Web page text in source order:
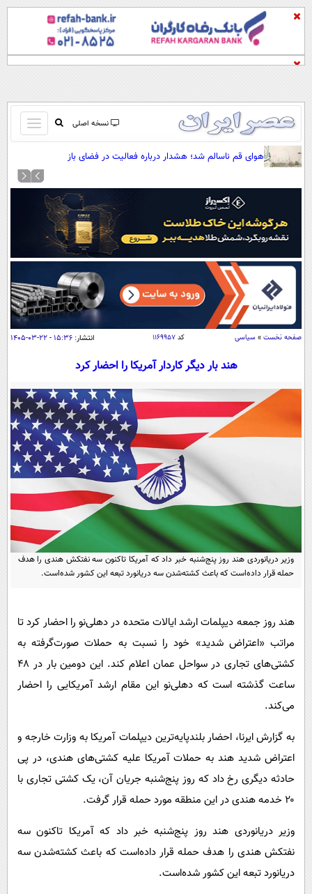
نسخه اصلی
باز
و
کردن
صفحه اول
نظرسنجی
آب و هوا
اوقات شرعی
سواد زندگی
اقتصاد
اقتصادی
خودرو
جامعه
اجتماعی
سلامت
یک برش دانایی
محیط زیست
سفر و تفریح
ورزشی
سیاست خارجی
فرهنگ و هنر
علم و دانش
فناوری و It
علمی
اخبار کریپتو
قرآن
گوناگون
سرگرمی
باشگاه مغز
مجله تصویری سلاح
فیلم
اقتصاد
ورزش
گوناگون
محیط زیست
سلامت
فرهنگی
اجتماعی
عصر ایران 2
خواندنی ها و دیدنی ها
پیامک
آشپزی
آموزش زبان
هوای قم ناسالم شد؛ هشدار درباره فعالیت در فضای باز
صفحه نخست » سیاسی کد۱۱۶۹۹۵۷ انتشار: ۱۵:۳۶ - ۲۲-۰۳-۱۴۰۵
هند بار دیگر کاردار آمریکا را احضار کرد
وزیر دریانوردی هند روز پنج‌شنبه خبر داد که آمریکا تاکنون سه نفتکش هندی را هدف
حمله قرار داده‌است که باعث کشته‌شدن سه دریانورد تبعه این کشور شده‌است.
هند روز جمعه دیپلمات ارشد ایالات متحده در دهلی‌نو را احضار کرد تا
مراتب «اعتراض شدید» خود را نسبت به حملات صورت‌گرفته به
کشتی‌های تجاری در سواحل عمان اعلام کند. این دومین بار در ۴۸
ساعت گذشته است که دهلی‌نو این مقام ارشد آمریکایی را احضار
می‌کند.
به گزارش ایرنا، احضار بلندپایه‌ترین دیپلمات آمریکا به وزارت خارجه و
اعتراض شدید هند به حملات آمریکا علیه کشتی‌های هندی، در پی
حادثه دیگری رخ داد که روز پنج‌شنبه جریان آن، یک کشتی تجاری با
۲۰ خدمه هندی در این منطقه مورد حمله قرار گرفت.
وزیر دریانوردی هند روز پنج‌شنبه خبر داد که آمریکا تاکنون سه
نفتکش هندی را هدف حمله قرار داده‌است که باعث کشته‌شدن سه
دریانورد تبعه این کشور شده‌است.